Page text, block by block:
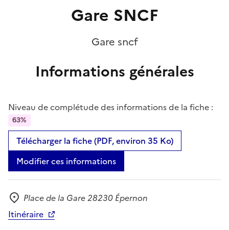
Gare SNCF
Gare sncf
Informations générales
Niveau de complétude des informations de la fiche :
63%
Télécharger la fiche (PDF, environ 35 Ko)
Modifier ces informations
Adresse
Place de la Gare 28230 Épernon
Itinéraire